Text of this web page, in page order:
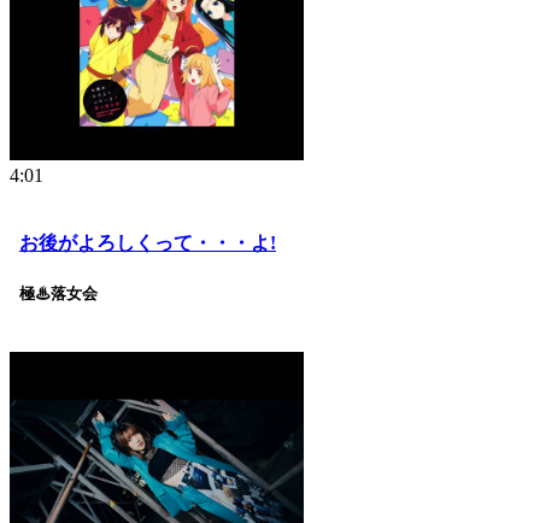
4:01
お後がよろしくって・・・よ!
極♨落女会